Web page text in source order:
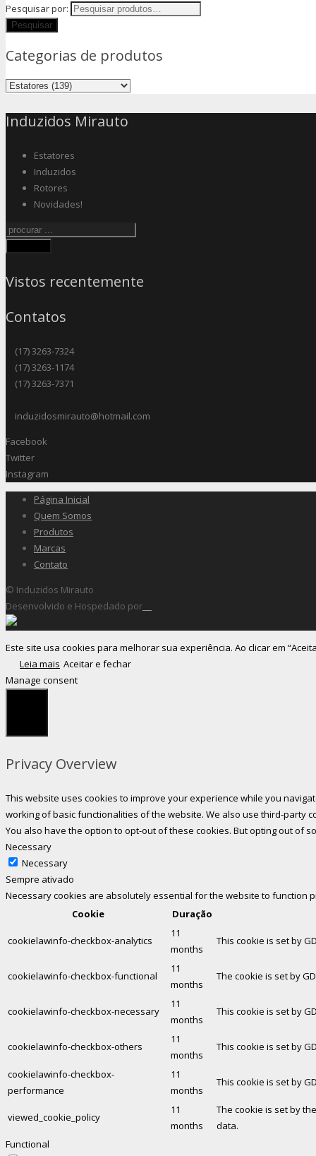
Pesquisar por:
Categorias de produtos
Induzidos Mirauto
Estatores
Induzidos
Rotores
Novidades!
Vistos recentemente
Contatos
(17) 3263-7324
(17) 3263-1174
(17) 3263-7371
induzidosmirauto@hotmail.com
Facebook
Twitter
Instagram
Página Inicial
Quem Somos
Produtos
Marcas
Contato
© Induzidos Mirauto
Desenvolvido e Hospedado por
Este site usa cookies para melhorar sua experiência. Ao clicar em
Leia mais Aceitar e fechar
Manage consent
Privacy Overview
This website uses cookies to improve your experience while you
working of basic functionalities of the website. We also use third-party
You also have the option to opt-out of these cookies. But opting out of
Necessary
Necessary
Sempre ativado
Necessary cookies are absolutely essential for the website to
Cookie
Duração
cookielawinfo-checkbox-analytics
11
months
This cookie is set by
cookielawinfo-checkbox-functional
11
months
The cookie is set by
cookielawinfo-checkbox-necessary
11
months
This cookie is set by
cookielawinfo-checkbox-others
11
months
This cookie is set by
cookielawinfo-checkbox-
performance
11
months
This cookie is set by
viewed_cookie_policy
11
months
The cookie is set by
data.
Functional